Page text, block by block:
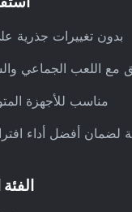
بدون تغييرات جذرية
مع اللعب الجماعي
مناسب للأجهزة
لضمان أفضل أداء
🎯